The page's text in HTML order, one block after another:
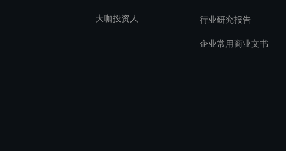
大咖投资人 行业研究报告
企业常用商业文书